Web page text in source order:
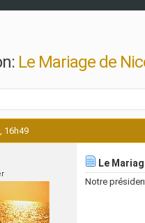
Le Mariage de
16h49
Le
Notre